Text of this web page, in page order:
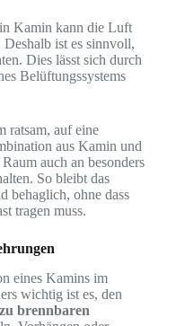
Kamin kann die Luft
ist es sinnvoll,
Dies lässt sich durch
Belüftungssystems
ratsam, auf eine
aus Kamin und
auch an besonders
So bleibt das
behaglich, ohne dass
tragen muss.
eines Kamins im
wichtig ist es, den
brennbaren